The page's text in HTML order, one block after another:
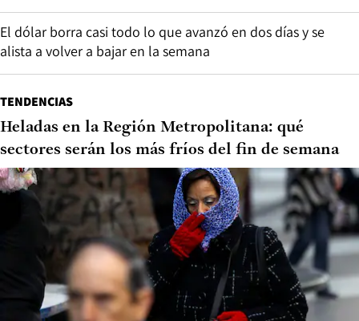
El dólar borra casi todo lo que avanzó en dos días y se
alista a volver a bajar en la semana
TENDENCIAS
Heladas en la Región Metropolitana: qué
sectores serán los más fríos del fin de semana